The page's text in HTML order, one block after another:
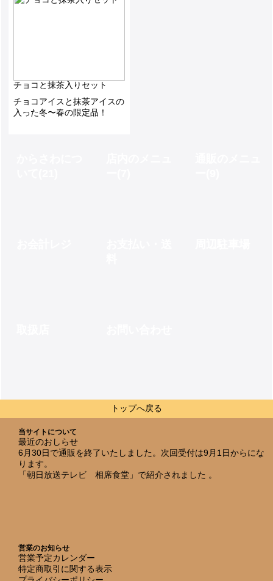
チョコと抹茶入りセット
チョコアイスと抹茶アイスの
入った冬〜春の限定品！
トップへ戻る
当サイトについて
最近のおしらせ
6月30日で通販を終了いたしました。次回受付は9月1日からにな
ります。
「朝日放送テレビ 相席食堂」で紹介されました 。
営業のお知らせ
営業予定カレンダー
特定商取引に関する表示